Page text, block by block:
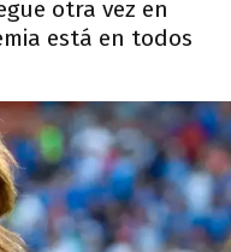
otra vez en
está en todos